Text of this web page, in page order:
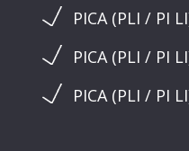
PICA (PLI / PI
PICA (PLI / PI
PICA (PLI / PI